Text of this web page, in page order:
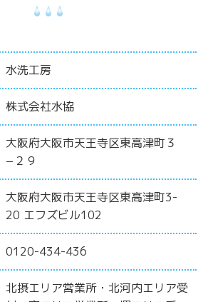
水洗工房
株式会社水協
大阪府大阪市天王寺区東高津町３
−２９
大阪府大阪市天王寺区東高津町3-
20 エフズビル102
0120-434-436
北摂エリア営業所・北河内エリア受